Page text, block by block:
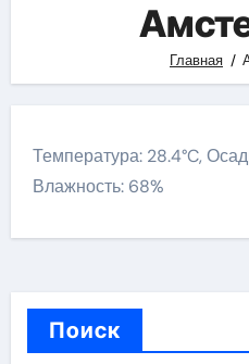
Главная
Температура: 28.4°C,
Влажность: 68%
Поиск